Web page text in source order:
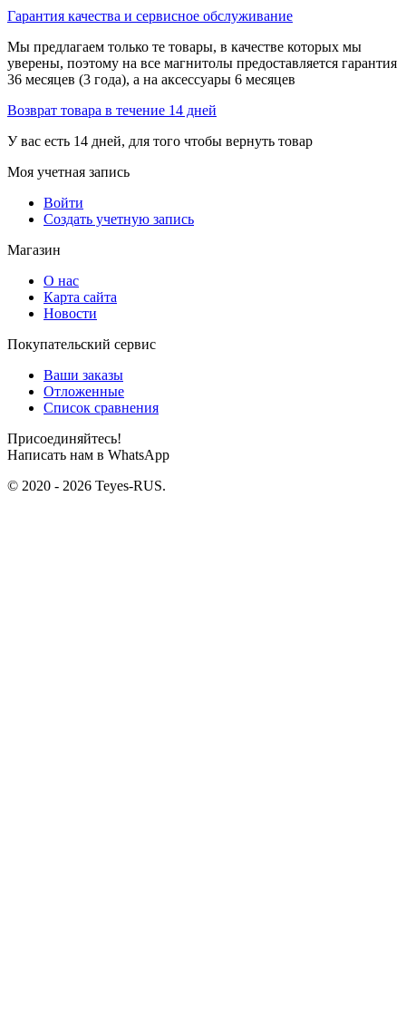
Гарантия качества и сервисное обслуживание
Мы предлагаем только те товары, в качестве которых мы
уверены, поэтому на все магнитолы предоставляется гарантия
36 месяцев (3 года), а на аксессуары 6 месяцев
Возврат товара в течение 14 дней
У вас есть 14 дней, для того чтобы вернуть товар
Моя учетная запись
Войти
Создать учетную запись
Магазин
О нас
Карта сайта
Новости
Покупательский сервис
Ваши заказы
Отложенные
Список сравнения
Присоединяйтесь!
Написать нам в WhatsApp
© 2020 - 2026 Teyes-RUS.